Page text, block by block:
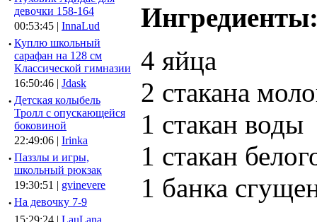
девочки 158-164
00:53:45 | InnaLud
· Куплю школьный
сарафан на 128 см
Классической гимназии
16:50:46 | Jdask
· Детская колыбель
Тролл с опускающейся
боковиной
22:49:06 | Irinka
· Паззлы и игры,
школьный рюкзак
19:30:51 | gvinevere
· Hа девочку 7-9
15:29:24 | LauLana
4 яйца
2 стакана
1 стакан воды
1 стакан
1 банка